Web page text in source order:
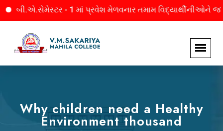
- 1 માં પ્રવેશ મેળવનાર તમામ વિદ્યાર્થીનીઓને જાણ.
Why children need a Healthy
Environment thousand